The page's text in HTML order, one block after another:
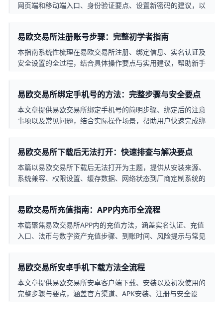
网页端和移动端入口、身份验证要点、设置新密码的建议，以
易欧交易所注册账号步骤：完整初学者指南
本指南系统性梳理在易欧交易所注册、绑定信息、实名认证及
安全设置的全过程，结合具体操作要点与实用建议，帮助新手
易欧交易所绑定手机号的方法：完整步骤与安全要点
本文章提供易欧交易所绑定手机号的简明步骤、绑定后的注意
事项以及常见问题，结合实际操作场景，帮助用户快速完成绑
易欧交易所下载后无法打开：快速排查与解决要点
本篇以易欧交易所下载后无法打开为主题，提供从安装来源、
系统兼容、权限设置、缓存数据、网络状态到厂商定制系统的
易欧交易所充值指南：APP内充币全流程
本篇聚焦易欧交易所APP内的充值方法，涵盖实名认证、充值
入口、法币与数字资产充值步骤、到账时间、风险提示与常见
易欧交易所安卓手机下载方法全流程
本文章提供易欧交易所安卓客户端下载、安装以及初次使用的
完整步骤与要点，涵盖官方渠道、APK安装、注册与安全设